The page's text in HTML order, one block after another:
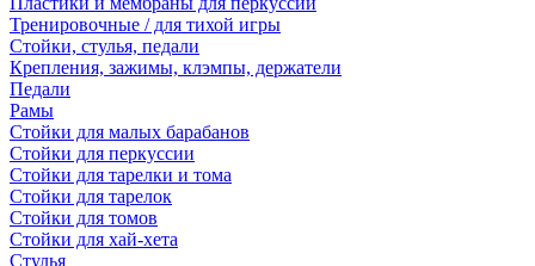
Тренировочные / для тихой игры
Стойки, стулья, педали
Крепления, зажимы, клэмпы, держатели
Педали
Рамы
Стойки для малых барабанов
Стойки для перкуссии
Стойки для тарелки и тома
Стойки для тарелок
Стойки для томов
Стойки для хай-хета
Стулья